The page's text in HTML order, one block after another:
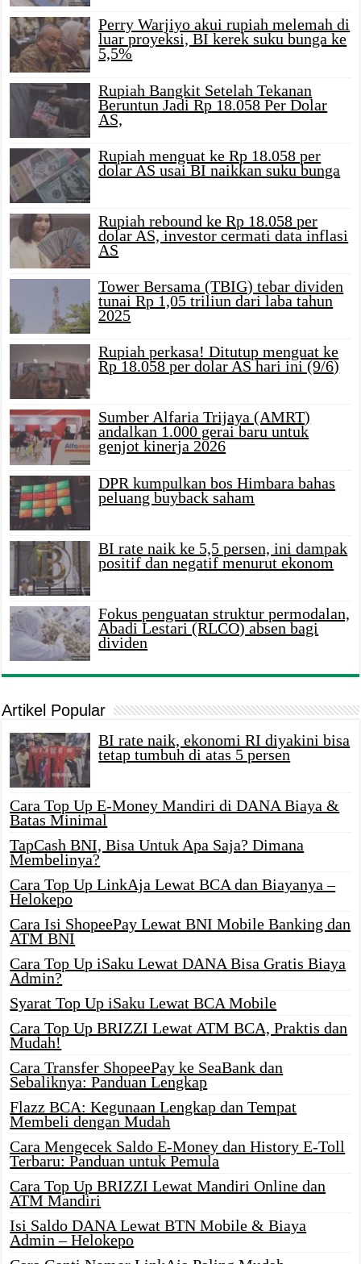
Perry Warjiyo akui rupiah melemah di
luar proyeksi, BI kerek suku bunga ke
5,5%
Rupiah Bangkit Setelah Tekanan
Beruntun Jadi Rp 18.058 Per Dolar
AS,
Rupiah menguat ke Rp 18.058 per
dolar AS usai BI naikkan suku bunga
Rupiah rebound ke Rp 18.058 per
dolar AS, investor cermati data inflasi
AS
Tower Bersama (TBIG) tebar dividen
tunai Rp 1,05 triliun dari laba tahun
2025
Rupiah perkasa! Ditutup menguat ke
Rp 18.058 per dolar AS hari ini (9/6)
Sumber Alfaria Trijaya (AMRT)
andalkan 1.000 gerai baru untuk
genjot kinerja 2026
DPR kumpulkan bos Himbara bahas
peluang buyback saham
BI rate naik ke 5,5 persen, ini dampak
positif dan negatif menurut ekonom
Fokus penguatan struktur permodalan,
Abadi Lestari (RLCO) absen bagi
dividen
Artikel Popular
BI rate naik, ekonomi RI diyakini bisa
tetap tumbuh di atas 5 persen
Cara Top Up E-Money Mandiri di DANA Biaya &
Batas Minimal
TapCash BNI, Bisa Untuk Apa Saja? Dimana
Membelinya?
Cara Top Up LinkAja Lewat BCA dan Biayanya –
Helokepo
Cara Isi ShopeePay Lewat BNI Mobile Banking dan
ATM BNI
Cara Top Up iSaku Lewat DANA Bisa Gratis Biaya
Admin?
Syarat Top Up iSaku Lewat BCA Mobile
Cara Top Up BRIZZI Lewat ATM BCA, Praktis dan
Mudah!
Cara Transfer ShopeePay ke SeaBank dan
Sebaliknya: Panduan Lengkap
Flazz BCA: Kegunaan Lengkap dan Tempat
Membeli dengan Mudah
Cara Mengecek Saldo E-Money dan History E-Toll
Terbaru: Panduan untuk Pemula
Cara Top Up BRIZZI Lewat Mandiri Online dan
ATM Mandiri
Isi Saldo DANA Lewat BTN Mobile & Biaya
Admin – Helokepo